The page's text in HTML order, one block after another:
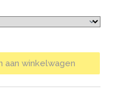
aan winkelwagen